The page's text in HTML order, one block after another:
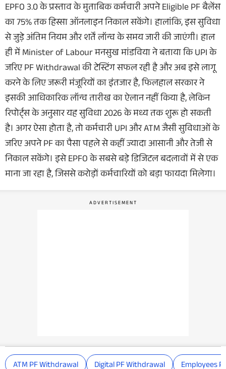
EPFO 3.0 के प्रस्ताव के मुताबिक कर्मचारी अपने Eligible PF बैलेंस
का 75% तक हिस्सा ऑनलाइन निकाल सकेंगे। हालांकि, इस सुविधा
से जुड़े अंतिम नियम और शर्तें लॉन्च के समय जारी की जाएंगी। हाल
ही में Minister of Labour मनसुख मांडविया ने बताया कि UPI के
जरिए PF Withdrawal की टेस्टिंग सफल रही है और अब इसे लागू
करने के लिए जरूरी मंजूरियों का इंतजार है, फिलहाल सरकार ने
इसकी आधिकारिक लॉन्च तारीख का ऐलान नहीं किया है, लेकिन
रिपोर्ट्स के अनुसार यह सुविधा 2026 के मध्य तक शुरू हो सकती
है। अगर ऐसा होता है, तो कर्मचारी UPI और ATM जैसी सुविधाओं के
जरिए अपने PF का पैसा पहले से कहीं ज्यादा आसानी और तेजी से
निकाल सकेंगे। इसे EPFO के सबसे बड़े डिजिटल बदलावों में से एक
माना जा रहा है, जिससे करोड़ों कर्मचारियों को बड़ा फायदा मिलेगा।
ATM PF Withdrawal Digital PF Withdrawal Employees